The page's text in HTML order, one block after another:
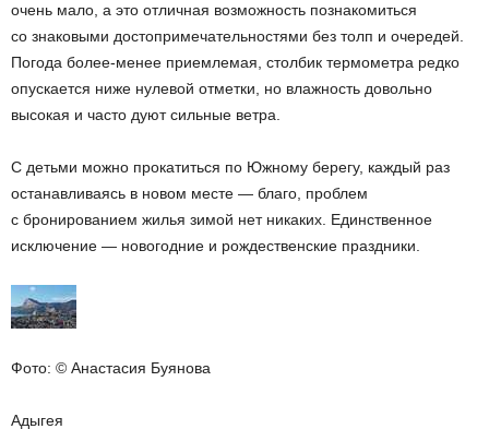
очень мало, а это отличная возможность познакомиться
со знаковыми достопримечательностями без толп и очередей.
Погода более-менее приемлемая, столбик термометра редко
опускается ниже нулевой отметки, но влажность довольно
высокая и часто дуют сильные ветра.
С детьми можно прокатиться по Южному берегу, каждый раз
останавливаясь в новом месте — благо, проблем
с бронированием жилья зимой нет никаких. Единственное
исключение — новогодние и рождественские праздники.
Фото: © Анастасия Буянова
Адыгея